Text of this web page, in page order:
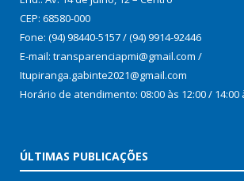
CEP: 68580-000
Fone: (94) 98440-5157 / (94) 9914-92446
E-mail: transparenciapmi@gmail.com /
Itupiranga.gabinte2021@gmail.com
Horário de atendimento: 08:00 às 12:00 / 14:00
ÚLTIMAS PUBLICAÇÕES